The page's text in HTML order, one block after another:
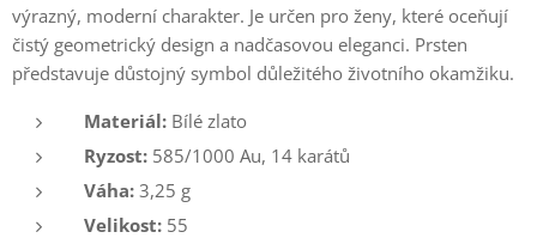
výrazný, moderní charakter. Je určen pro ženy, které oceňují
čistý geometrický design a nadčasovou eleganci. Prsten
představuje důstojný symbol důležitého životního okamžiku.
Materiál: Bílé zlato
Ryzost: 585/1000 Au, 14 karátů
Váha: 3,25 g
Velikost: 55